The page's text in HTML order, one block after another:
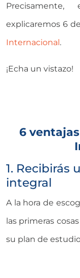
explicaremos 6
Internacional.
¡Echa un vistazo!
6
1. Recibirás
integral
A la hora de
las primeras
su plan de